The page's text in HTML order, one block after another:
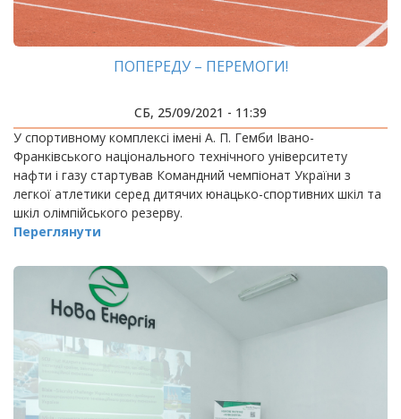
ПОПЕРЕДУ – ПЕРЕМОГИ!
СБ, 25/09/2021 - 11:39
У спортивному комплексі імені А. П. Гемби Івано-
Франківського національного технічного університету
нафти і газу стартував Командний чемпіонат України з
легкої атлетики серед дитячих юнацько-спортивних шкіл та
шкіл олімпійського резерву.
Переглянути